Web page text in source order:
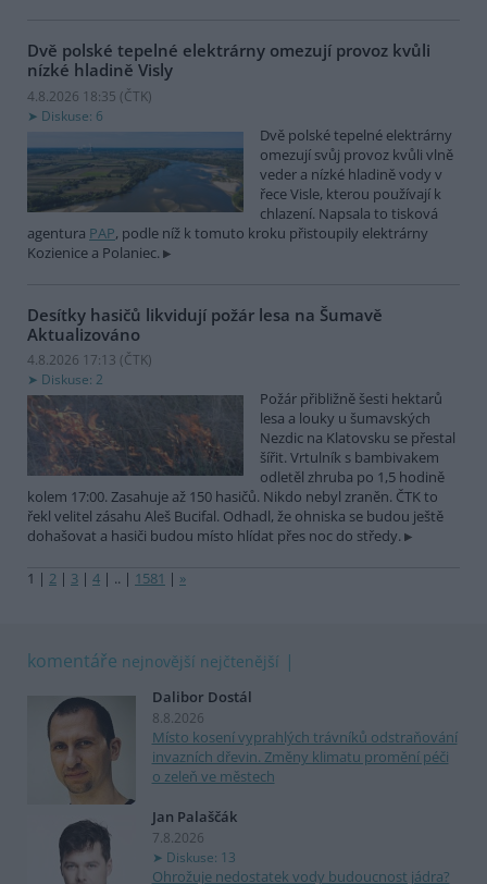
Dvě polské tepelné elektrárny omezují provoz kvůli
nízké hladině Visly
4.8.2026 18:35 (ČTK)
Diskuse: 6
Dvě polské tepelné elektrárny
omezují svůj provoz kvůli vlně
veder a nízké hladině vody v
řece Visle, kterou používají k
chlazení. Napsala to tisková
agentura PAP, podle níž k tomuto kroku přistoupily elektrárny
Kozienice a Polaniec.
Desítky hasičů likvidují požár lesa na Šumavě
Aktualizováno
4.8.2026 17:13 (ČTK)
Diskuse: 2
Požár přibližně šesti hektarů
lesa a louky u šumavských
Nezdic na Klatovsku se přestal
šířit. Vrtulník s bambivakem
odletěl zhruba po 1,5 hodině
kolem 17:00. Zasahuje až 150 hasičů. Nikdo nebyl zraněn. ČTK to
řekl velitel zásahu Aleš Bucifal. Odhadl, že ohniska se budou ještě
dohašovat a hasiči budou místo hlídat přes noc do středy.
1 | 2 | 3 | 4 | .. | 1581 | »
komentáře nejnovější nejčtenější
Dalibor Dostál
8.8.2026
Místo kosení vyprahlých trávníků odstraňování
invazních dřevin. Změny klimatu promění péči
o zeleň ve městech
Jan Palaščák
7.8.2026
Diskuse: 13
Ohrožuje nedostatek vody budoucnost jádra?